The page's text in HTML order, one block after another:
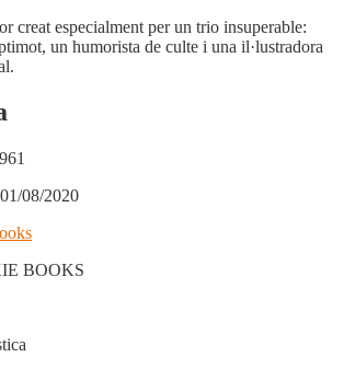
creat especialment per un trio insuperable:
un humorista de culte i una il·lustradora
01/08/2020
BOOKS